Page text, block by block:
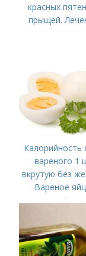
красных
прыщей.
Калорийность
вареного 1
вкрутую без
Вареное
калорийность